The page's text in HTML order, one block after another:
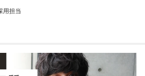
江のエピソードをお届けします。 とにか
用担当